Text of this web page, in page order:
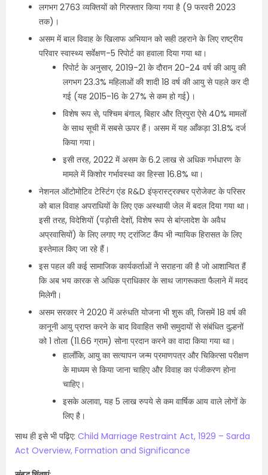
लगभग 2763 व्यक्तियों को गिरफ्तार किया गया है (9 फरवरी 2023
तक)।
असम में बाल विवाह के खिलाफ अभियान को सही ठहराने के लिए राष्ट्रीय
परिवार स्वास्थ्य सर्वेक्षण-5 रिपोर्ट का हवाला दिया गया था।
रिपोर्ट के अनुसार, 2019-21 के दौरान 20-24 वर्ष की आयु की
लगभग 23.3% महिलाओं की शादी 18 वर्ष की आयु से पहले कर दी
गई (यह 2015-16 के 27% से कम हो गई)।
विशेष रूप से, पश्चिम बंगाल, बिहार और त्रिपुरा ऐसे 40% मामलों
के साथ सूची में सबसे ऊपर हैं। असम में यह आँकड़ा 31.8% दर्ज
किया गया।
इसी तरह, 2022 में असम के 6.2 लाख से अधिक गर्भधारण के
मामले में किशोर गर्भावस्था का हिस्सा 16.8% था।
नेशनल ऑटोमोटिव टेस्टिंग एंड R&D इंफ्रास्ट्रक्चर प्रोजेक्ट के परिसर
को बाल विवाह अपराधियों के लिए एक अस्थायी जेल में बदल दिया गया था।
इसी तरह, विदेशियों (पड़ोसी देशों, विशेष रूप से बांग्लादेश के अवैध
अप्रवासियों) के लिए लगाए गए ट्रांजिट कैंप भी न्यायिक हिरासत के लिए
इस्तेमाल किए जा रहे हैं।
इस पहल की कई सामाजिक कार्यकर्ताओं ने सराहना की है जो आशान्वित हैं
कि अब भय कारक से अधिक प्राधिकार के साथ जागरूकता फैलाने में मदद
मिलेगी।
असम सरकार ने 2020 में अरुंधति योजना भी शुरू की, जिसमें 18 वर्ष की
कानूनी आयु प्राप्त करने के बाद विवाहित सभी समुदायों से संबंधित दुल्हनों
को 1 तोला (11.66 ग्राम) सोना प्रदान करने का वादा किया गया था।
हालाँकि, आयु का सत्यापन जन्म प्रमाणपत्र और चिकित्सा परीक्षण
के माध्यम से किया जाना चाहिए और विवाह का पंजीकरण होना
चाहिए।
इसके अलावा, यह 5 लाख रुपये से कम वार्षिक आय वाले लोगों के
लिए है।
साथ ही इसे भी पढ़िए: Child Marriage Restraint Act, 1929 – Sarda
Act Overview, Formation and Significance